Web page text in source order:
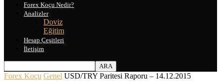
Forex Koçu Nedir?
Analizler
Doviz
Eğitim
Hesap Çeşitleri
İletişim
Forex Koçu Genel USD/TRY Paritesi Raporu – 14.12.2015